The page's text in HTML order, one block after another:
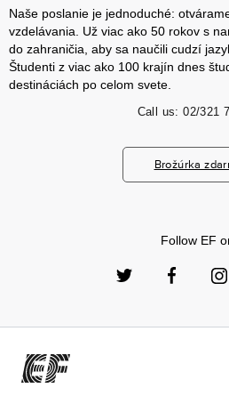
Naše poslanie je jednoduché:
vzdelávania. Už viac ako 50 rokov s
do zahraničia, aby sa naučili cudzí
Študenti z viac ako 100 krajín dnes
destináciách po celom svete.
Call us: 02/321
Brožúrka
Follow EF